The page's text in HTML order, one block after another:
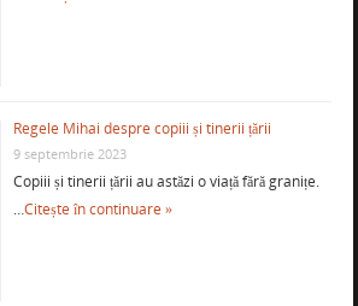
Regele Mihai despre copiii și tinerii țării
9 septembrie 2023
Copiii și tinerii țării au astăzi o viață fără granițe.
…Citește în continuare »